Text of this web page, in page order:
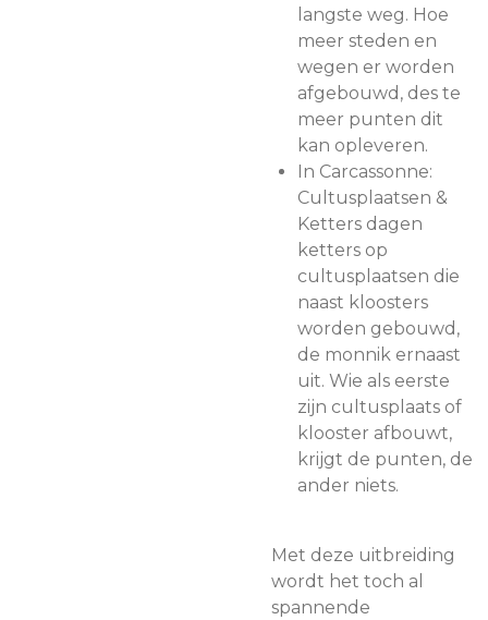
langste weg. Hoe
meer steden en
wegen er worden
afgebouwd, des te
meer punten dit
kan opleveren.
In Carcassonne:
Cultusplaatsen &
Ketters dagen
ketters op
cultusplaatsen die
naast kloosters
worden gebouwd,
de monnik ernaast
uit. Wie als eerste
zijn cultusplaats of
klooster afbouwt,
krijgt de punten, de
ander niets.
Met deze uitbreiding
wordt het toch al
spannende